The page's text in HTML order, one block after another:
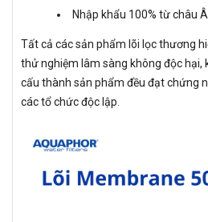
Nhập khẩu 100% từ châu
Tất cả các sản phẩm lõi lọc thương
thử nghiệm lâm sàng không độc hại,
cấu thành sản phẩm đều đạt chứng
các tổ chức độc lập.